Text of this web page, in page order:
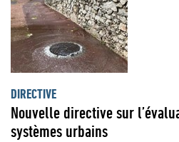
DIRECTIVE
Nouvelle directive sur
systèmes urbains